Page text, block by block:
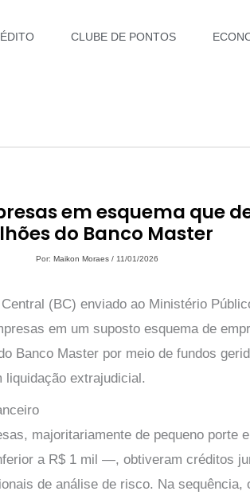
CLUBE DE PONTOS
em esquema que
do Banco Master
Por: Maikon Moraes / 11/01/2026
(BC) enviado ao Ministério
em um suposto esquema de
Banco Master por meio de fundos
extrajudicial.
majoritariamente de pequeno porte
a R$ 1 mil —, obtiveram créditos
de análise de risco. Na sequência,